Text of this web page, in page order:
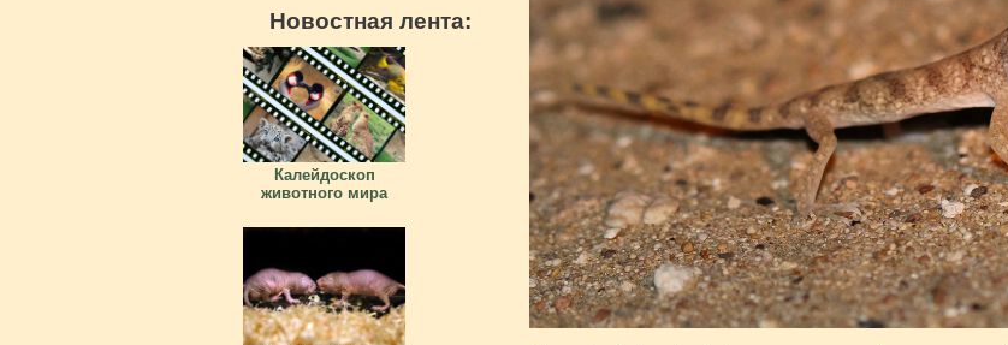
Новостная лента:
Калейдоскоп
животного мира